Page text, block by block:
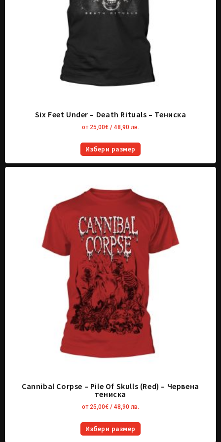
Six Feet Under – Death Rituals – Тениска
от 25,00€ / 48,90 лв.
Избери размер
Cannibal Corpse – Pile Of Skulls (Red) – Червена
тениска
от 25,00€ / 48,90 лв.
Избери размер